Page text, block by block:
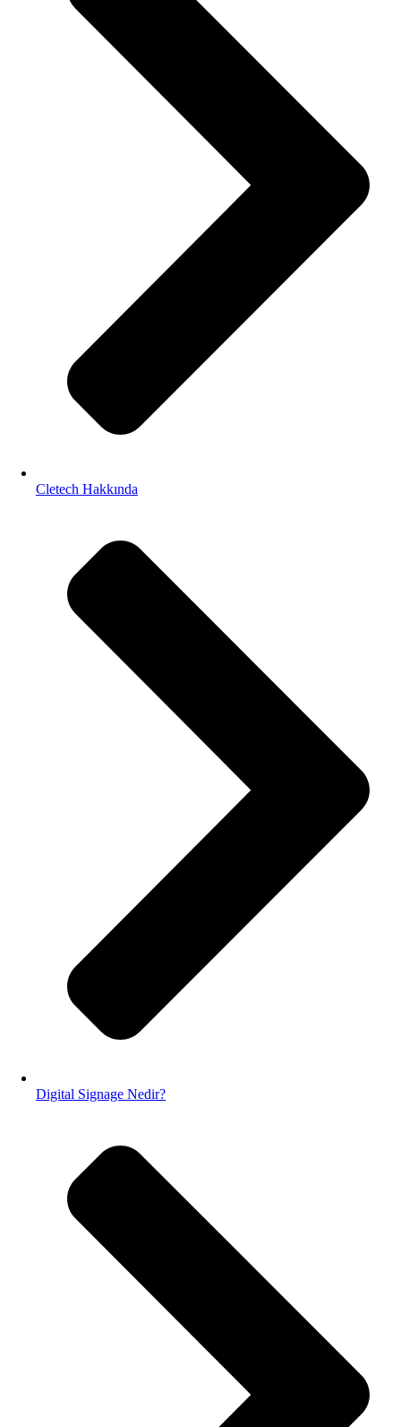
Cletech Hakkında
Digital Signage Nedir?